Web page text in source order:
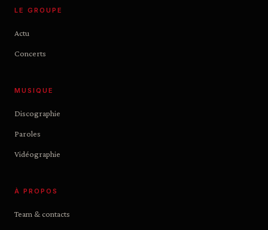
LE GROUPE
Actu
Concerts
MUSIQUE
Discographie
Paroles
Vidéographie
À PROPOS
Team & contacts